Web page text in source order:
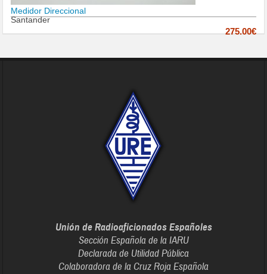
Medidor Direccional
Santander
275.00€
Unión de Radioaficionados Españoles
Sección Española de la IARU
Declarada de Utilidad Pública
Colaboradora de la Cruz Roja Española